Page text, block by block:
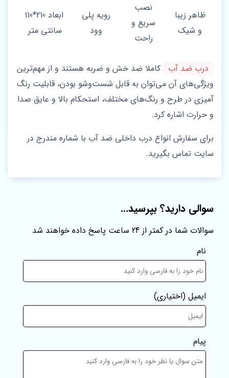
ظاهر زیبا
و شیک
نصب
سریع و
راحت
رویه پلی
وود
ابعاد 210*110
سانتی متر
درب ضد آب
کاملا ضد خش و ضربه هستند و از مهم‌ترین
ویژگی‌های آن می‌توان به قابل شست‌وشو بودن، قابلیت رنگ
آمیزی در طرح و رنگ‌های مختلف، استحکام بالا و عایق صدا
و حرارت اشاره کرد.
برای سفارش انواع درب داخلی ضد آب با شماره مندرج در
سایت تماس بگیرید.
سوالی دارید؟ بپرسید...
سوالات شما در کمتر از 24 ساعت پاسخ داده خواهند شد
نام
ایمیل (اختیاری)
پیام